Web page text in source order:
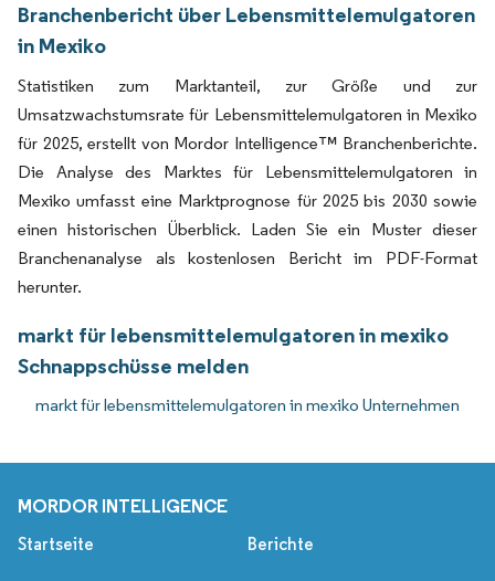
Branchenbericht über Lebensmittelemulgatoren
in Mexiko
Statistiken zum Marktanteil, zur Größe und zur
Umsatzwachstumsrate für Lebensmittelemulgatoren in Mexiko
für 2025, erstellt von Mordor Intelligence™ Branchenberichte.
Die Analyse des Marktes für Lebensmittelemulgatoren in
Mexiko umfasst eine Marktprognose für 2025 bis 2030 sowie
einen historischen Überblick. Laden Sie ein Muster dieser
Branchenanalyse als kostenlosen Bericht im PDF-Format
herunter.
markt für lebensmittelemulgatoren in mexiko
Schnappschüsse melden
markt für lebensmittelemulgatoren in mexiko Unternehmen
MORDOR INTELLIGENCE
Startseite Berichte